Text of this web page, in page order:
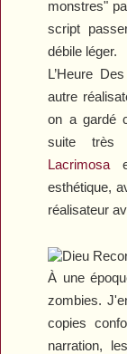
monstres"
script
débile léger.
L’Heure D
autre
on a gardé
suite très
Lacrimosa
esthétique,
réalisateur
À une
zombies.J
copies
narration,